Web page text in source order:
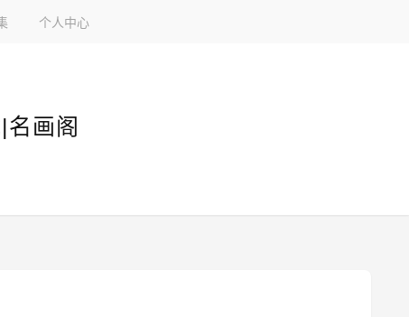
个人中心
画阁